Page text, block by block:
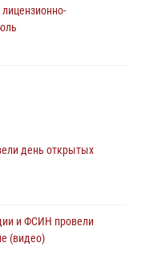
на Всероссийском
смыслов»
армии Виктор Золотов
с профессиональным
день открытых
и ФСИН провели
(видео)